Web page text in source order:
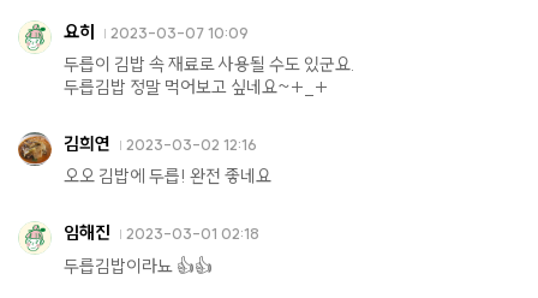
요히 2023-03-07 10:09
두릅이 김밥 속 재료로 사용될 수도 있군요.
두릅김밥 정말 먹어보고 싶네요~+_+
김희연 2023-03-02 12:16
오오 김밥에 두릅! 완전 좋네요
임해진 2023-03-01 02:18
두릅김밥이라뇨 👍👍